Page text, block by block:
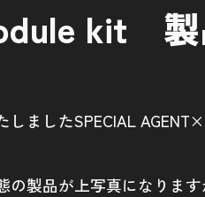
kit 製
ましたSPECIAL
製品が上写真になります